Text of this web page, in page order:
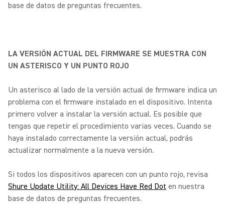
base de datos de preguntas frecuentes.
LA VERSIÓN ACTUAL DEL FIRMWARE SE MUESTRA CON
UN ASTERISCO Y UN PUNTO ROJO
Un asterisco al lado de la versión actual de firmware indica un
problema con el firmware instalado en el dispositivo. Intenta
primero volver a instalar la versión actual. Es posible que
tengas que repetir el procedimiento varias veces. Cuando se
haya instalado correctamente la versión actual, podrás
actualizar normalmente a la nueva versión.
Si todos los dispositivos aparecen con un punto rojo, revisa
Shure Update Utility: All Devices Have Red Dot en nuestra
base de datos de preguntas frecuentes.